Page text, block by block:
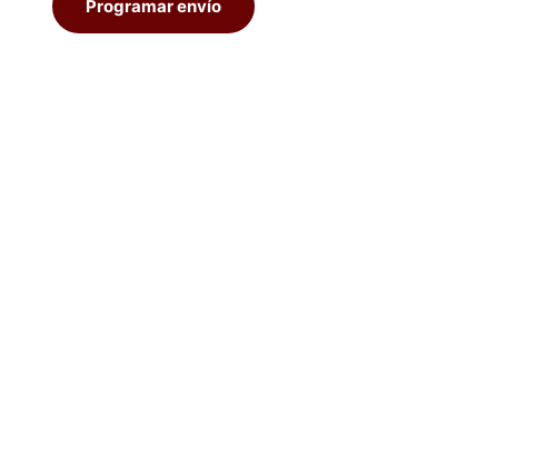
Programar envío